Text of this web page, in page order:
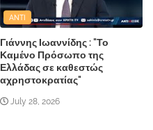
ANTI
Γιάννης Ιωαννίδης : "Το
Καμένο Πρόσωπο της
Ελλάδας σε καθεστώς
αχρηστοκρατίας"
July 28, 2026